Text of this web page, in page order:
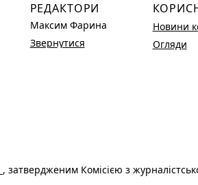
РЕДАКТОРИ
Максим Фарина
Звернутися
Новини
Огляди
, затвердженим Комісією з